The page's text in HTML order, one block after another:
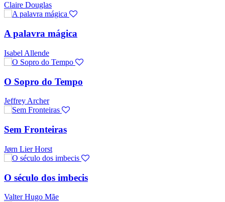
Claire Douglas
A palavra mágica
Isabel Allende
O Sopro do Tempo
Jeffrey Archer
Sem Fronteiras
Jørn Lier Horst
O século dos imbecis
Valter Hugo Mãe